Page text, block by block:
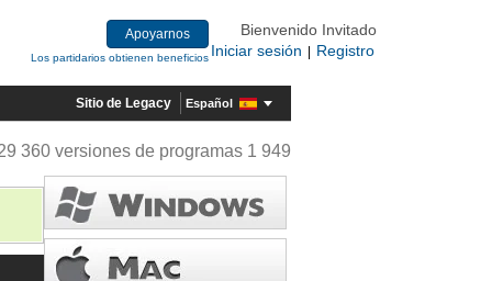
Apoyarnos
Los partidarios obtienen beneficios
Bienvenido Invitado
Iniciar sesión
Registro
Sitio de Legacy Español
360 versiones de programas 1 949